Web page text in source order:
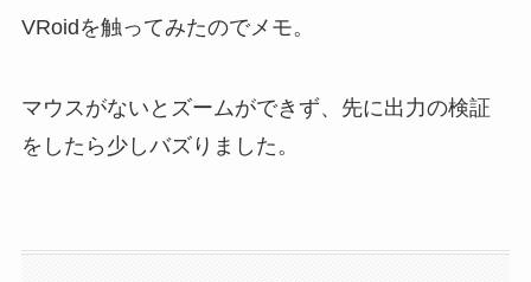
VRoidを触ってみたのでメモ。
マウスがないとズームができず、先に出力の検証
をしたら少しバズりました。